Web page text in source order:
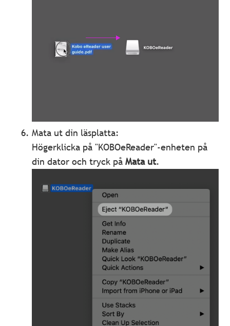
Mata ut din läsplatta:
Högerklicka på "KOBOeReader"-enheten på
din dator och tryck påMata ut.